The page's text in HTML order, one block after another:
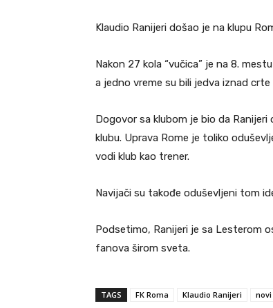
Klaudio Ranijeri došao je na klupu
Nakon 27 kola “vučica” je na 8.
a jedno vreme su bili jedva iznad
Dogovor sa klubom je bio da
klubu. Uprava Rome je toliko
vodi klub kao trener.
Navijači su takođe oduševljeni tom
Podsetimo, Ranijeri je sa Lesterom
fanova širom sveta.
TAGS FK Roma Klaudio Ranijeri